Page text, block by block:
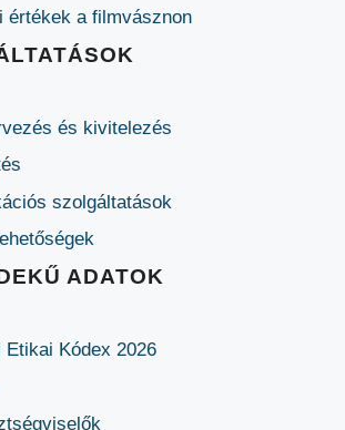
értékek a filmvásznon
és kivitelezés
szolgáltatások
ADATOK
Kódex 2026